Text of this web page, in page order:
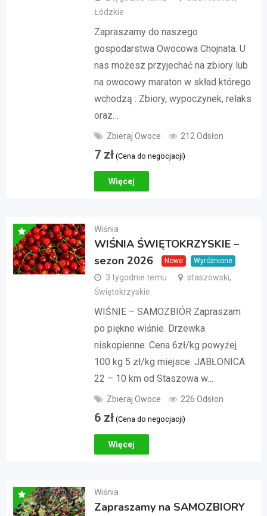
Łódzkie
Zapraszamy do naszego
gospodarstwa Owocowa Chojnata. U
nas możesz przyjechać na zbiory lub
na owocowy maraton w skład którego
wchodzą : Zbiory, wypoczynek, relaks
oraz…
Zbieraj Owoce 212 Odsłon
7 zł (Cena do negocjacji)
Więcej
Wiśnia
WIŚNIA ŚWIĘTOKRZYSKIE –
sezon 2026
Nowe Wyróżnione
3 tygodnie temu
staszowski,
Świętokrzyskie
WIŚNIE – SAMOZBIÓR Zapraszam
po piękne wiśnie. Drzewka
niskopienne. Cena 6zł/kg powyżej
100 kg 5 zł/kg miejsce: JABŁONICA
22 – 10 km od Staszowa w…
Zbieraj Owoce 226 Odsłon
6 zł (Cena do negocjacji)
Więcej
Wiśnia
Zapraszamy na SAMOZBIORY